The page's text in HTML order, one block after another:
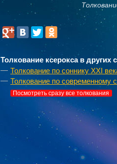
Толкование ксерокса в других
Толкование по соннику XXI
Толкование по современному
Посмотреть сразу все толкования